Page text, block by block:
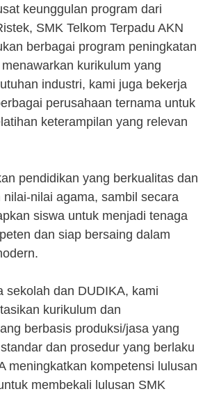
keunggulan program dari
SMK Telkom Terpadu AKN
berbagai program peningkatan
kurikulum yang
industri, kami juga bekerja
perusahaan ternama untuk
keterampilan yang relevan
pendidikan yang berkualitas dan
nilai-nilai agama, sambil secara
siswa untuk menjadi tenaga
dan siap bersaing dalam
sekolah dan DUDIKA, kami
kurikulum dan
berbasis produksi/jasa yang
dan prosedur yang berlaku
meningkatkan kompetensi lulusan
membekali lulusan SMK